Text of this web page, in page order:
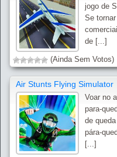
jogo de
Se
de [...]
(Ainda Sem Votos)
Air Stunts Flying Simulator
Voar no
para-
de
pára-
[...]